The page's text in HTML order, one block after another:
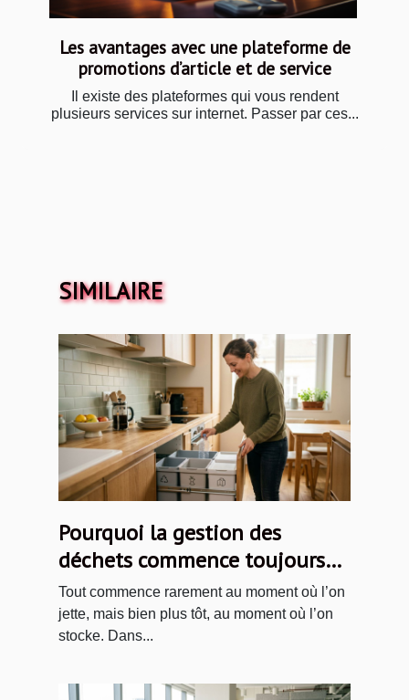
Les avantages avec une plateforme de
promotions d’article et de service
Il existe des plateformes qui vous rendent
plusieurs services sur internet. Passer par ces...
SIMILAIRE
Pourquoi la gestion des
déchets commence toujours
par un stockage malin
Tout commence rarement au moment où l’on
jette, mais bien plus tôt, au moment où l’on
stocke. Dans...